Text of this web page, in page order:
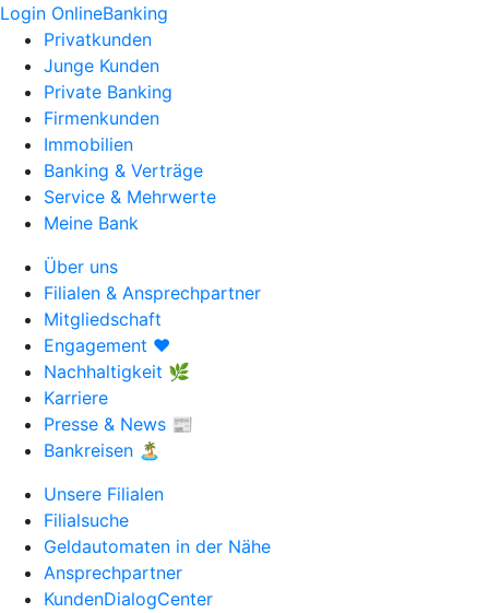
Login OnlineBanking
Privatkunden
Junge Kunden
Private Banking
Firmenkunden
Immobilien
Banking & Verträge
Service & Mehrwerte
Meine Bank
Über uns
Filialen & Ansprechpartner
Mitgliedschaft
Engagement ❤️
Nachhaltigkeit 🌿
Karriere
Presse & News 📰
Bankreisen 🏝️
Unsere Filialen
Filialsuche
Geldautomaten in der Nähe
Ansprechpartner
KundenDialogCenter